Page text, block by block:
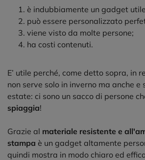
è indubbiamente un gadget
può essere personalizzato
viene visto da molte persone;
ha costi contenuti.
E’ utile perché, come detto sopra, in
non serve solo in inverno ma anche
estate: ci sono un sacco di persone
spiaggia!
Grazie al materiale resistente e
stampa è un gadget altamente
quindi mostra in modo chiaro ed